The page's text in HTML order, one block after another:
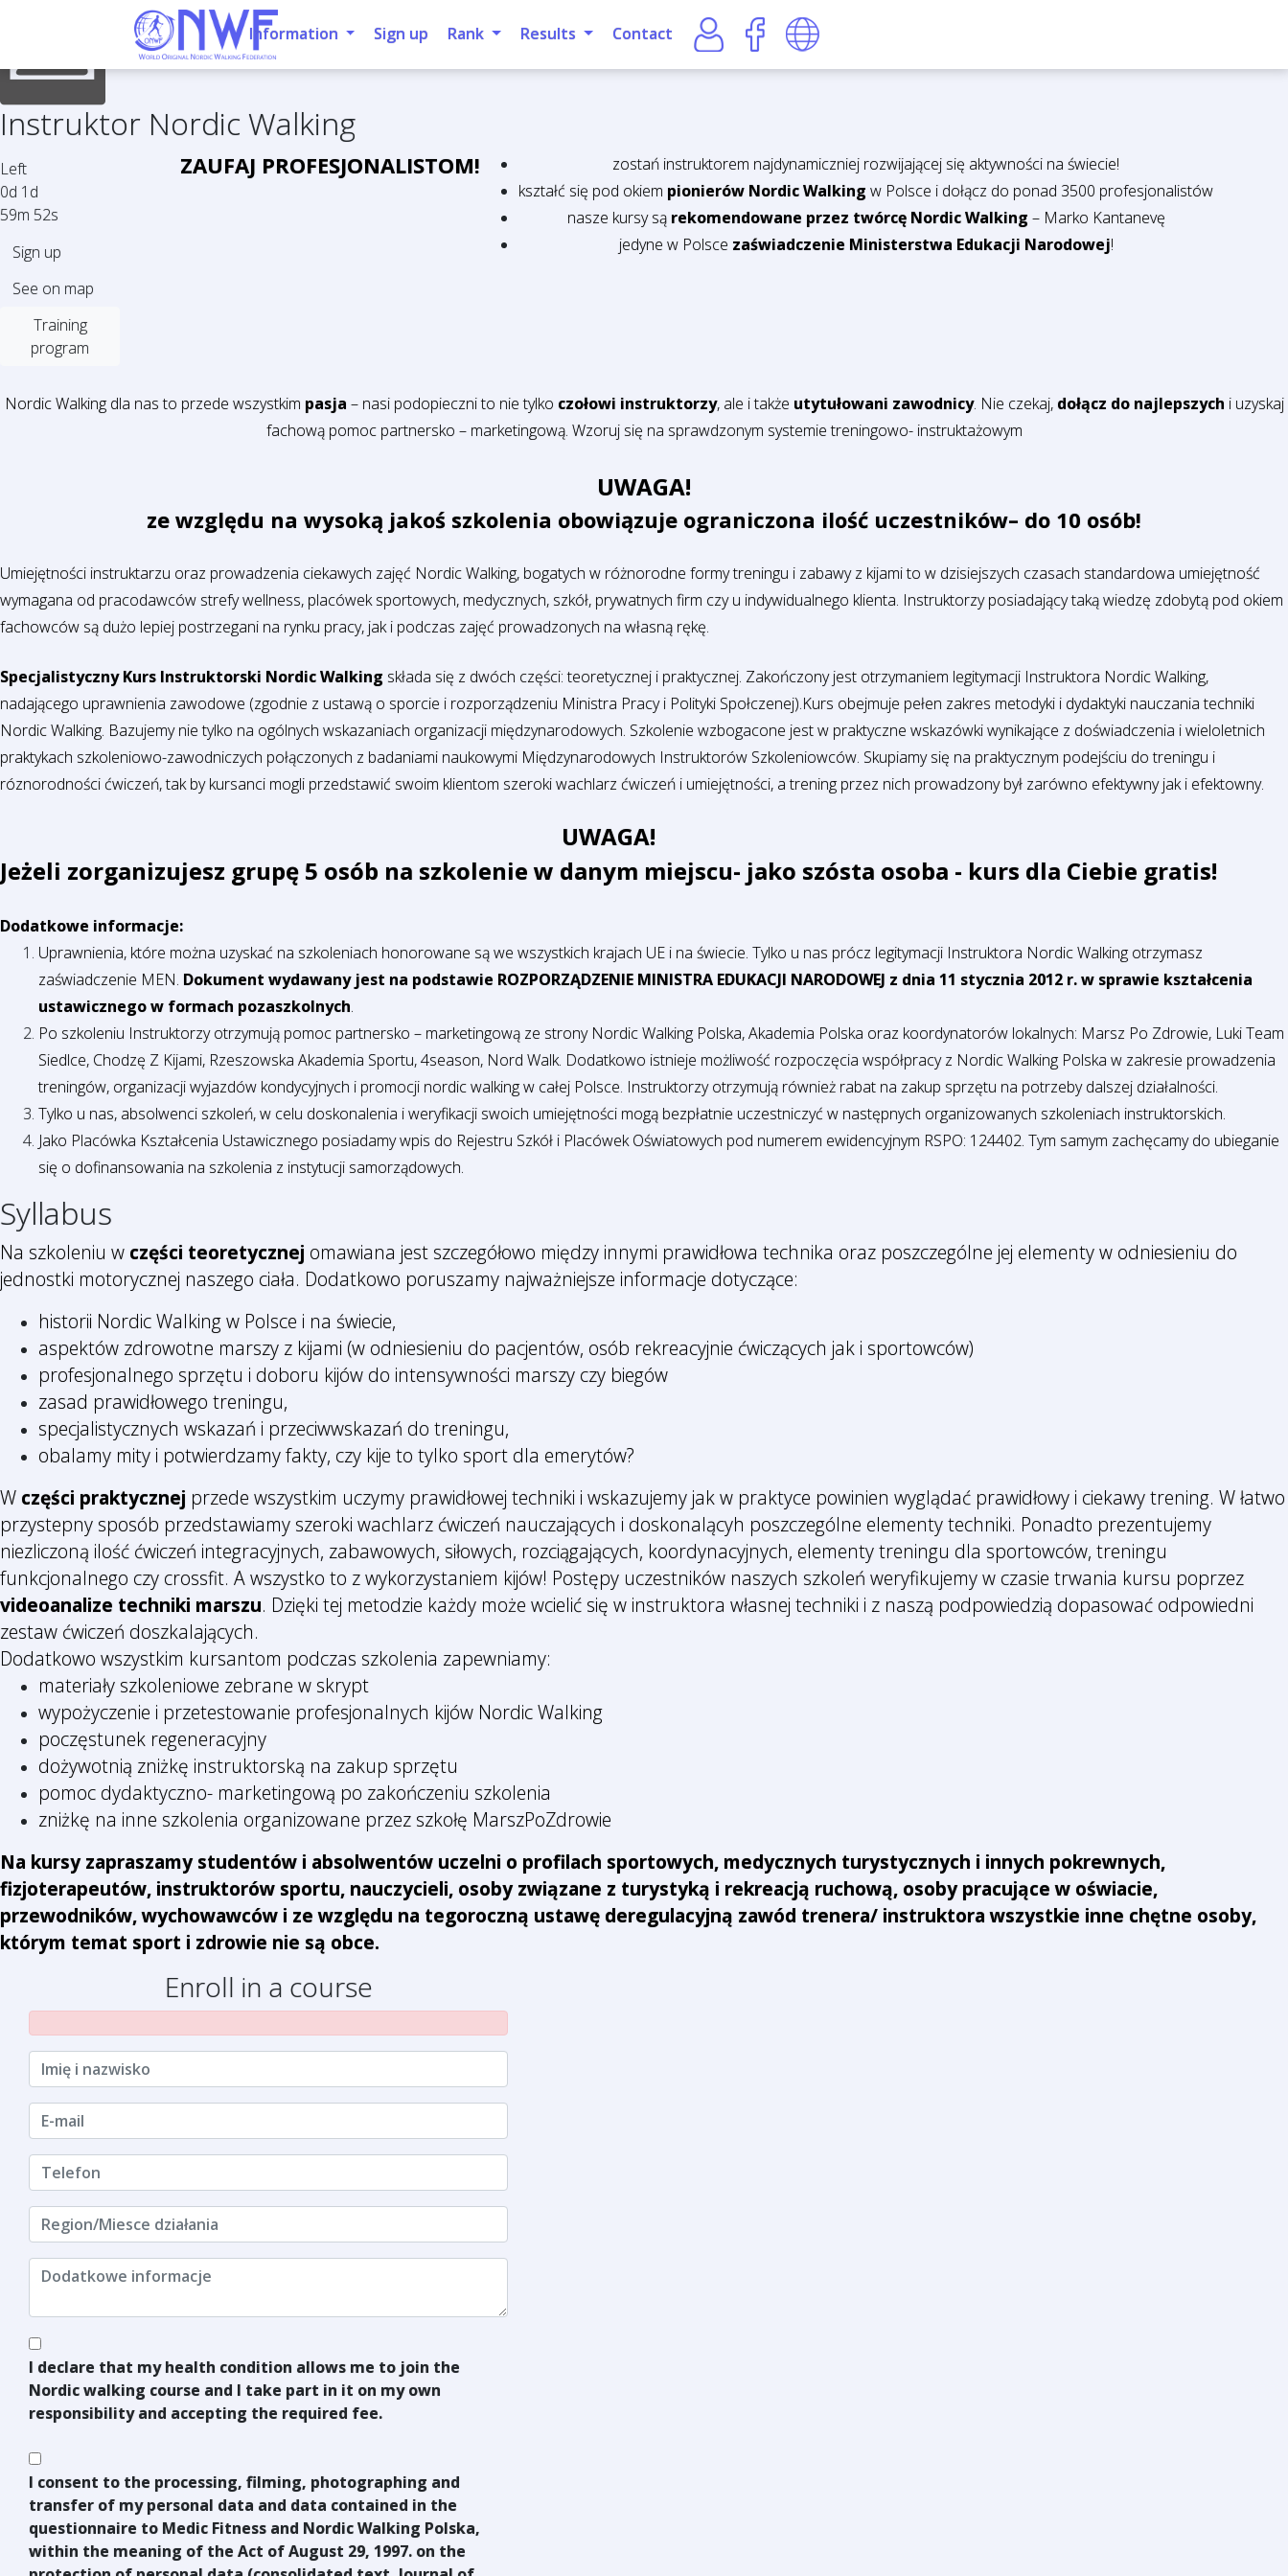
Information Sign up Rank Results Contact
Instruktor Nordic Walking
Left
0d 1d
59m 51s
Sign up
See on map
Training
program
ZAUFAJ PROFESJONALISTOM!
zostań instruktorem najdynamiczniej rozwijającej się aktywności na świecie!
kształć się pod okiem pionierów Nordic Walking w Polsce i dołącz do ponad 3500 profesjonalistów
nasze kursy są rekomendowane przez twórcę Nordic Walking – Marko Kantanevę
jedyne w Polsce zaświadczenie Ministerstwa Edukacji Narodowej!
Nordic Walking dla nas to przede wszystkim pasja – nasi podopieczni to nie tylko czołowi instruktorzy, ale i także utytułowani zawodnicy. Nie czekaj, dołącz do najlepszych i uzyskaj
fachową pomoc partnersko – marketingową. Wzoruj się na sprawdzonym systemie treningowo- instruktażowym
UWAGA!
ze względu na wysoką jakoś szkolenia obowiązuje ograniczona ilość uczestników– do 10 osób!
Umiejętności instruktarzu oraz prowadzenia ciekawych zajęć Nordic Walking, bogatych w różnorodne formy treningu i zabawy z kijami to w dzisiejszych czasach standardowa umiejętność
wymagana od pracodawców strefy wellness, placówek sportowych, medycznych, szkół, prywatnych firm czy u indywidualnego klienta. Instruktorzy posiadający taką wiedzę zdobytą pod okiem
fachowców są dużo lepiej postrzegani na rynku pracy, jak i podczas zajęć prowadzonych na własną rękę.
Specjalistyczny Kurs Instruktorski Nordic Walking składa się z dwóch części: teoretycznej i praktycznej. Zakończony jest otrzymaniem legitymacji Instruktora Nordic Walking,
nadającego uprawnienia zawodowe (zgodnie z ustawą o sporcie i rozporządzeniu Ministra Pracy i Polityki Społczenej).Kurs obejmuje pełen zakres metodyki i dydaktyki nauczania techniki
Nordic Walking. Bazujemy nie tylko na ogólnych wskazaniach organizacji międzynarodowych. Szkolenie wzbogacone jest w praktyczne wskazówki wynikające z doświadczenia i wieloletnich
praktykach szkoleniowo-zawodniczych połączonych z badaniami naukowymi Międzynarodowych Instruktorów Szkoleniowców. Skupiamy się na praktycznym podejściu do treningu i
róznorodności ćwiczeń, tak by kursanci mogli przedstawić swoim klientom szeroki wachlarz ćwiczeń i umiejętności, a trening przez nich prowadzony był zarówno efektywny jak i efektowny.
UWAGA!
Jeżeli zorganizujesz grupę 5 osób na szkolenie w danym miejscu- jako szósta osoba - kurs dla Ciebie gratis!
Dodatkowe informacje:
Uprawnienia, które można uzyskać na szkoleniach honorowane są we wszystkich krajach UE i na świecie. Tylko u nas prócz legitymacji Instruktora Nordic Walking otrzymasz
zaświadczenie MEN. Dokument wydawany jest na podstawie ROZPORZĄDZENIE MINISTRA EDUKACJI NARODOWEJ z dnia 11 stycznia 2012 r. w sprawie kształcenia
ustawicznego w formach pozaszkolnych.
Po szkoleniu Instruktorzy otrzymują pomoc partnersko – marketingową ze strony Nordic Walking Polska, Akademia Polska oraz koordynatorów lokalnych: Marsz Po Zdrowie, Luki Team
Siedlce, Chodzę Z Kijami, Rzeszowska Akademia Sportu, 4season, Nord Walk. Dodatkowo istnieje możliwość rozpoczęcia współpracy z Nordic Walking Polska w zakresie prowadzenia
treningów, organizacji wyjazdów kondycyjnych i promocji nordic walking w całej Polsce. Instruktorzy otrzymują również rabat na zakup sprzętu na potrzeby dalszej działalności.
Tylko u nas, absolwenci szkoleń, w celu doskonalenia i weryfikacji swoich umiejętności mogą bezpłatnie uczestniczyć w następnych organizowanych szkoleniach instruktorskich.
Jako Placówka Kształcenia Ustawicznego posiadamy wpis do Rejestru Szkół i Placówek Oświatowych pod numerem ewidencyjnym RSPO: 124402. Tym samym zachęcamy do ubieganie
się o dofinansowania na szkolenia z instytucji samorządowych.
Syllabus
Na szkoleniu w części teoretycznej omawiana jest szczegółowo między innymi prawidłowa technika oraz poszczególne jej elementy w odniesieniu do
jednostki motorycznej naszego ciała. Dodatkowo poruszamy najważniejsze informacje dotyczące:
historii Nordic Walking w Polsce i na świecie,
aspektów zdrowotne marszy z kijami (w odniesieniu do pacjentów, osób rekreacyjnie ćwiczących jak i sportowców)
profesjonalnego sprzętu i doboru kijów do intensywności marszy czy biegów
zasad prawidłowego treningu,
specjalistycznych wskazań i przeciwwskazań do treningu,
obalamy mity i potwierdzamy fakty, czy kije to tylko sport dla emerytów?
W części praktycznej przede wszystkim uczymy prawidłowej techniki i wskazujemy jak w praktyce powinien wyglądać prawidłowy i ciekawy trening. W łatwo
przystepny sposób przedstawiamy szeroki wachlarz ćwiczeń nauczających i doskonalącyh poszczególne elementy techniki. Ponadto prezentujemy
niezliczoną ilość ćwiczeń integracyjnych, zabawowych, siłowych, rozciągających, koordynacyjnych, elementy treningu dla sportowców, treningu
funkcjonalnego czy crossfit. A wszystko to z wykorzystaniem kijów! Postępy uczestników naszych szkoleń weryfikujemy w czasie trwania kursu poprzez
videoanalize techniki marszu. Dzięki tej metodzie każdy może wcielić się w instruktora własnej techniki i z naszą podpowiedzią dopasować odpowiedni
zestaw ćwiczeń doszkalających.
Dodatkowo wszystkim kursantom podczas szkolenia zapewniamy:
materiały szkoleniowe zebrane w skrypt
wypożyczenie i przetestowanie profesjonalnych kijów Nordic Walking
poczęstunek regeneracyjny
dożywotnią zniżkę instruktorską na zakup sprzętu
pomoc dydaktyczno- marketingową po zakończeniu szkolenia
zniżkę na inne szkolenia organizowane przez szkołę MarszPoZdrowie
Na kursy zapraszamy studentów i absolwentów uczelni o profilach sportowych, medycznych turystycznych i innych pokrewnych,
fizjoterapeutów, instruktorów sportu, nauczycieli, osoby związane z turystyką i rekreacją ruchową, osoby pracujące w oświacie,
przewodników, wychowawców i ze względu na tegoroczną ustawę deregulacyjną zawód trenera/ instruktora wszystkie inne chętne osoby,
którym temat sport i zdrowie nie są obce.
Enroll in a course
I declare that my health condition allows me to join the
Nordic walking course and I take part in it on my own
responsibility and accepting the required fee.
I consent to the processing, filming, photographing and
transfer of my personal data and data contained in the
questionnaire to Medic Fitness and Nordic Walking Polska,
within the meaning of the Act of August 29, 1997. on the